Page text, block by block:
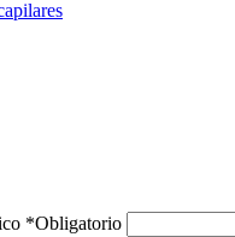
*Obligatorio